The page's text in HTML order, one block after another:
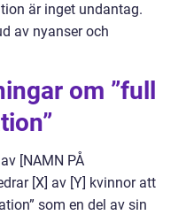
är inget undantag.
av nyanser och
om ”full
[NAMN PÅ
[X] av [Y] kvinnor att
som en del av sin